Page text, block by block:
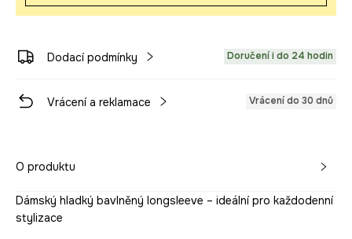
Dodací podmínky Doručení i do 24 hodin
Vrácení a reklamace Vrácení do 30 dnů
O produktu
Dámský hladký bavlněný longsleeve – ideální pro každodenní
stylizace